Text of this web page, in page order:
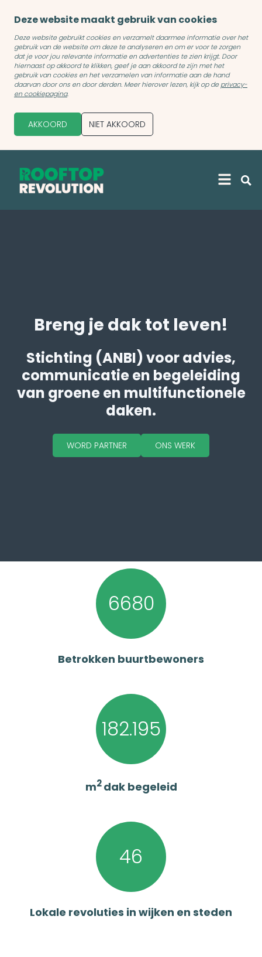
Deze website maakt gebruik van cookies
Deze website gebruikt cookies en verzamelt daarmee informatie over het
gebruik van de website om deze te analyseren en om er voor te zorgen
dat je voor jou relevante informatie en advertenties te zien krijgt. Door
hiernaast op akkoord te klikken, geef je aan akkoord te zijn met het
gebruik van cookies en het verzamelen van informatie aan de hand
daarvan door ons en door derden. Meer hierover lezen, kijk op deprivacy-
en cookiepagina.
AKKOORD NIET AKKOORD
Breng je dak tot leven!
Stichting (ANBI) voor advies,
communicatie en begeleiding
van groene en multifunctionele
daken.
WORD PARTNER ONS WERK
6680
Betrokken buurtbewoners
182.195
m2dak begeleid
46
Lokale revoluties in wijken en steden